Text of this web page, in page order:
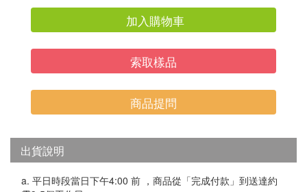
加入購物車
索取樣品
商品提問
出貨說明
a. 平日時段當日下午4:00 前 ，商品從「完成付款」到送達約